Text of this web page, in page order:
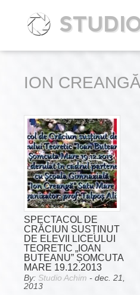
ION CREANGĂ
SPECTACOL DE
CRĂCIUN SUSȚINUT
DE ELEVII LICEULUI
TEORETIC „IOAN
BUTEANU” ȘOMCUTA
MARE 19.12.2013
By: Studio Achim - dec. 21,
2013